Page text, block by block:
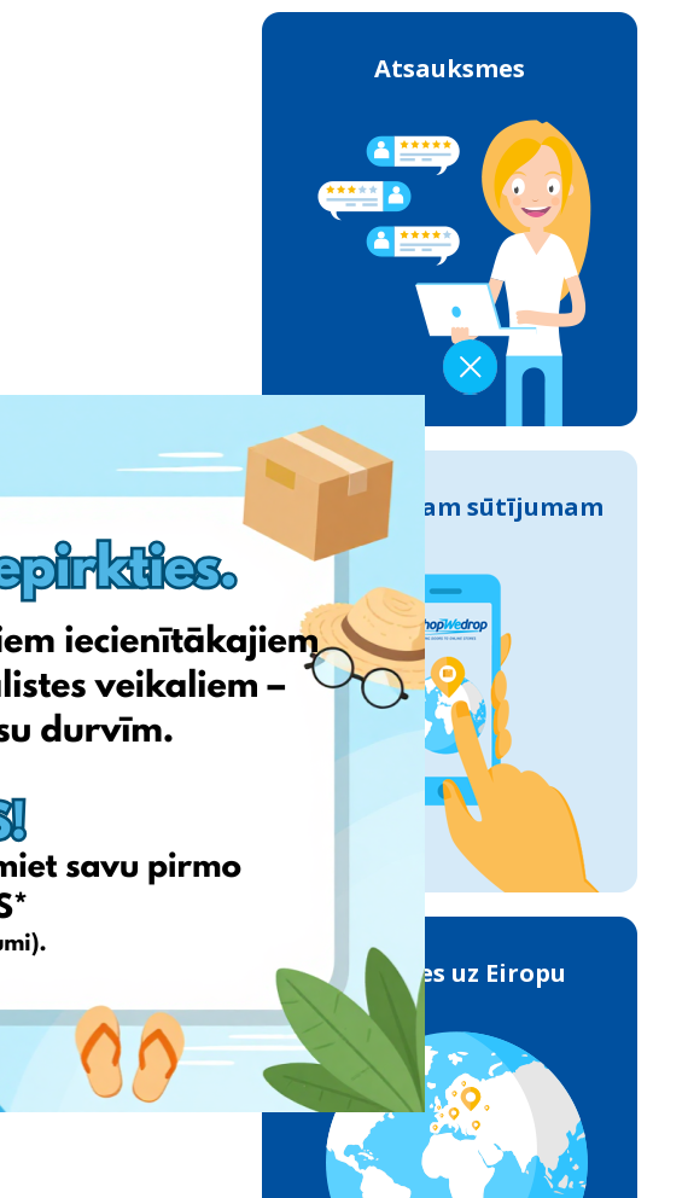
Atsauksmes
Izseko savam sūtījumam
Piegādes uz Eiropu